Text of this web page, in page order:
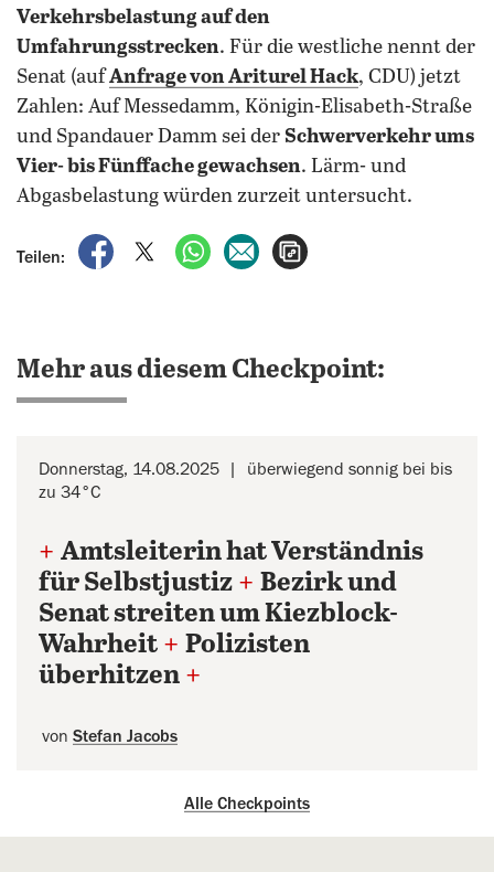
Verkehrsbelastung auf den
Umfahrungsstrecken. Für die westliche nennt der
Senat (aufAnfrage von Ariturel Hack, CDU) jetzt
Zahlen: Auf Messedamm, Königin-Elisabeth-Straße
und Spandauer Damm sei der Schwerverkehr ums
Vier- bis Fünffache gewachsen. Lärm- und
Abgasbelastung würden zurzeit untersucht.
Teilen:
auf Facebook teilen
auf X teilenper WhatsApp teilen
per E-Mail teilen
Mehr aus diesem Checkpoint:
Donnerstag, 14.08.2025
überwiegend sonnig bei bis
zu 34°C
+ Amtsleiterin hat Verständnis
für Selbstjustiz + Bezirk und
Senat streiten um Kiezblock-
Wahrheit + Polizisten
überhitzen +
von Stefan Jacobs
Alle Checkpoints